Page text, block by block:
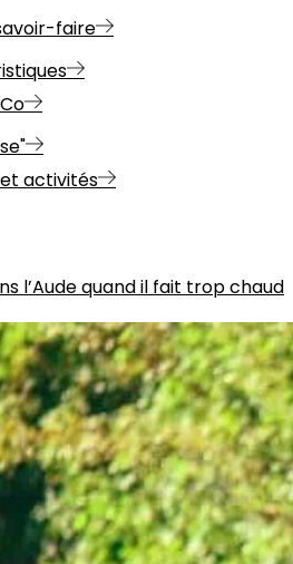
faire
activités
l’Aude quand il fait trop chaud